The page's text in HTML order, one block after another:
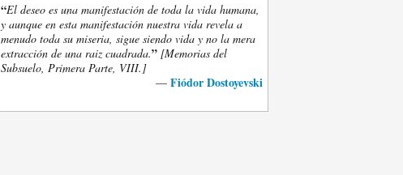
“El deseo es una manifestación de toda la vida humana,
y aunque en esta manifestación nuestra vida revela a
menudo toda su miseria, sigue siendo vida y no la mera
extracción de una raiz cuadrada.” [Memorias del
Subsuelo, Primera Parte, VIII.]
— Fiódor Dostoyevski